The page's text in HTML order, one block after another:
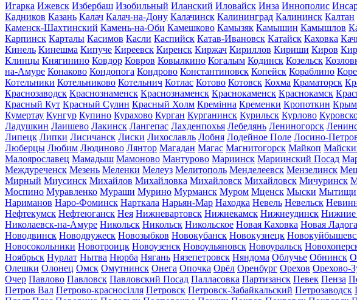
Игарка Ижевск Избербаш Изобильный Иланский Иловайск Инза Иннополис
Кадников Казань Калач Калач-на-Дону Калачинск Калининград Калининск Калтан
Каменск-Шахтинский Камень-на-Оби Камешково Камызяк Камышин Камышлов
Карпинск Карталы Касимов Касли Каспийск Катав-Ивановск Катайск Каховка
Кинель Кинешма Кипуче Киреевск Киренск Киржач Кириллов Кириши Киров
Клинцы Княгинино Ковдор Ковров Ковылкино Когалым Кодинск Козельск
на-Амуре Конаково Кондопога Кондрово Константиновск Копейск Кораблино
Котельники Котельниково Котельнич Котлас Котово Котовск Кохма Краматорск
Краснозаводск Краснознаменск Краснознаменск Краснокаменск Краснокамск
Красный Кут Красный Сулин Красный Холм Кремінна Кременки Кропоткин
Кумертау Кунгур Купино Курахово Курган Курганинск Курильск Курлово
Ладушкин Лаишево Лакинск Лангепас Лахденпохья Лебедянь Лениногорск
Липецк Липки Лисичанск Лиски Лихославль Лобня Лодейное Поле Лосино-
Люберцы Любим Людиново Лянтор Магадан Магас Магнитогорск Майкоп
Малоярославец Мамадыш Мамоново Мантурово Мариинск Мариинский Посад
Междуреченск Мезень Меленки Мелеуз Мелитополь Менделеевск Мензелинск
Мирный Миусинск Михайлов Михайловка Михайловск Михайловск Мичуринск
Моспино Муравленко Мураши Мурино Мурманск Муром Мценск Мыски Мытищи
Нариманов Наро-Фоминск Нарткала Нарьян-Мар Находка Невель Невельск
Нефтекумск Нефтеюганск Нея Нижневартовск Нижнекамск Нижнеудинск Нижние
Николаевск-на-Амуре Никольск Никольск Никольское Новая Каховка Новая Ладога
Новодвинск Новодружеск Новозыбков Новокубанск Новокузнецк
Новосокольники Новотроицк Новоузенск Новоульяновск Новоуральск
Ноябрьск Нурлат Нытва Нюрба Нягань Нязепетровск Няндома Облучье Обнинск
Олешки Олонец Омск Омутнинск Онега Опочка Орёл Оренбург Орехов Орехово-
Очер Павлово Павловск Павловский Посад Палласовка Партизанск Певек Пенза
Петров Вал Петрово-красносілля Петровск Петровск-Забайкальский Петрозаводск